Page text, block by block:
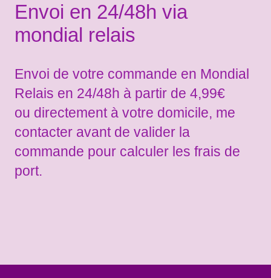
Envoi en 24/48h via
mondial relais
Envoi de votre commande en Mondial
Relais en 24/48h à partir de 4,99€
ou directement à votre domicile, me
contacter avant de valider la
commande pour calculer les frais de
port.